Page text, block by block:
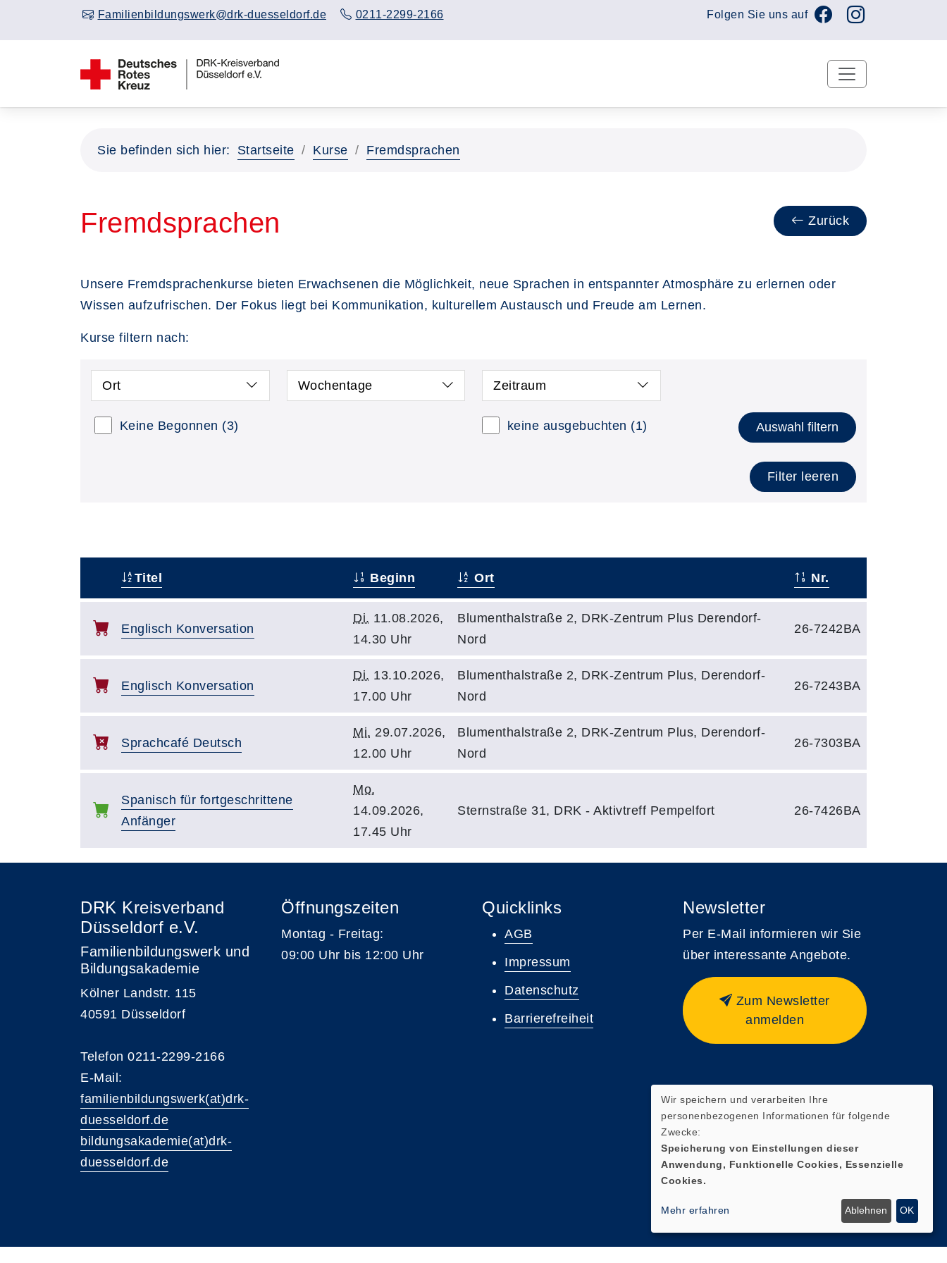
Familienbildungswerk@drk-duesseldorf.de 0211-2299-2166 Folgen Sie uns auf
Sie befinden sich hier: Startseite Kurse Fremdsprachen
Zurück
Fremdsprachen
Unsere Fremdsprachenkurse bieten Erwachsenen die Möglichkeit, neue Sprachen in entspannter Atmosphäre zu erlernen oder
Wissen aufzufrischen. Der Fokus liegt bei Kommunikation, kulturellem Austausch und Freude am Lernen.
Kurse filtern nach:
Ort Wochentage Zeitraum
Keine Begonnen (3) keine ausgebuchten (1) Auswahl filtern
Filter leeren
Titel Beginn Ort Nr.
Englisch Konversation
Di. 11.08.2026,
14.30 Uhr
Blumenthalstraße 2, DRK-Zentrum Plus Derendorf-
Nord
26-7242BA
Englisch Konversation
Di. 13.10.2026,
17.00 Uhr
Blumenthalstraße 2, DRK-Zentrum Plus, Derendorf-
Nord
26-7243BA
Sprachcafé Deutsch
Mi. 29.07.2026,
12.00 Uhr
Blumenthalstraße 2, DRK-Zentrum Plus, Derendorf-
Nord
26-7303BA
Spanisch für fortgeschrittene
Anfänger
Mo.
14.09.2026,
17.45 Uhr
Sternstraße 31, DRK - Aktivtreff Pempelfort 26-7426BA
DRK Kreisverband
Düsseldorf e.V.
Familienbildungswerk und
Bildungsakademie
Kölner Landstr. 115
40591 Düsseldorf
Telefon 0211-2299-2166
E-Mail:
familienbildungswerk(at)drk-
duesseldorf.de
bildungsakademie(at)drk-
duesseldorf.de
Öffnungszeiten
Montag - Freitag:
09:00 Uhr bis 12:00 Uhr
Quicklinks
AGB
Impressum
Datenschutz
Barrierefreiheit
Newsletter
Per E-Mail informieren wir Sie
über interessante Angebote.
Zum Newsletter
anmelden
Wir speichern und verarbeiten Ihre
personenbezogenen Informationen für folgende
Zwecke:
Speicherung von Einstellungen dieser
Anwendung, Funktionelle Cookies, Essenzielle
Cookies.
Mehr erfahren Ablehnen OK